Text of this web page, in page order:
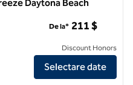
Daytona Beach
Hilton Vacation Club Daytona
De la* 211 $
Discount Honors
Selectare date